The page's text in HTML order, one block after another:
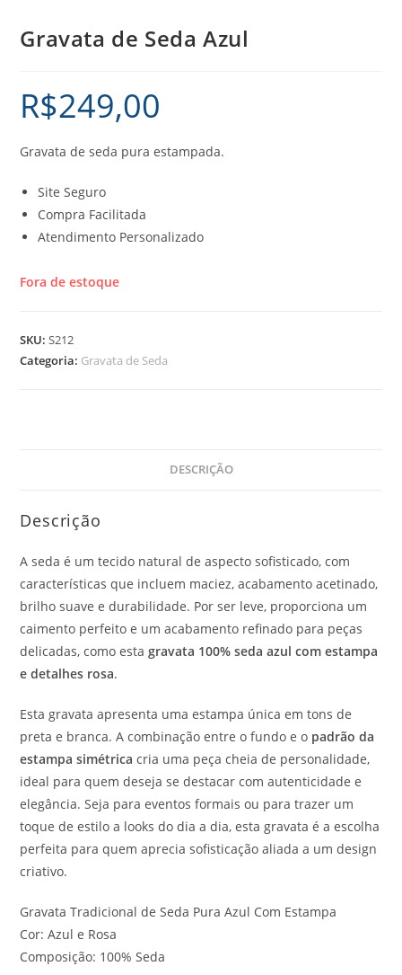
Gravata de Seda Azul
R$249,00
Gravata de seda pura estampada.
Site Seguro
Compra Facilitada
Atendimento Personalizado
Fora de estoque
SKU:S212
Categoria: Gravata de Seda
DESCRIÇÃO
Descrição
A seda é um tecido natural de aspecto sofisticado, com
características que incluem maciez, acabamento acetinado,
brilho suave e durabilidade. Por ser leve, proporciona um
caimento perfeito e um acabamento refinado para peças
delicadas, como estagravata 100% seda azul com estampa
e detalhes rosa.
Esta gravata apresenta uma estampa única em tons de
preta e branca. A combinação entre o fundo e o padrão da
estampa simétrica cria uma peça cheia de personalidade,
ideal para quem deseja se destacar com autenticidade e
elegância. Seja para eventos formais ou para trazer um
toque de estilo a looks do dia a dia, esta gravata é a escolha
perfeita para quem aprecia sofisticação aliada a um design
criativo.
Gravata Tradicional de Seda Pura Azul Com Estampa
Cor: Azul e Rosa
Composição: 100% Seda